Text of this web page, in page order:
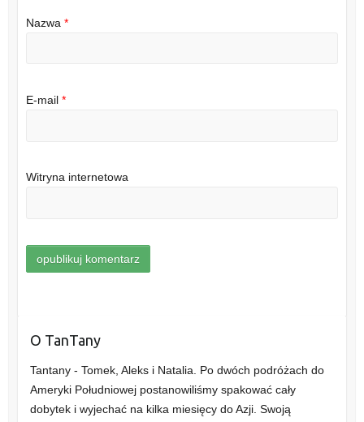
Nazwa *
E-mail *
Witryna internetowa
O TanTany
Tantany - Tomek, Aleks i Natalia. Po dwóch podróżach do
Ameryki Południowej postanowiliśmy spakować cały
dobytek i wyjechać na kilka miesięcy do Azji. Swoją